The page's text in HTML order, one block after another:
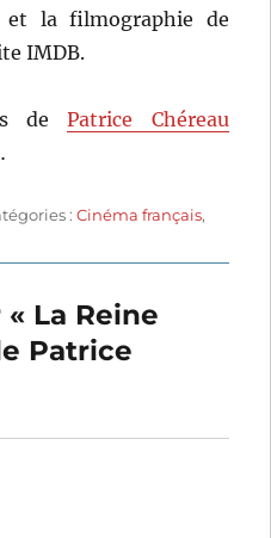
la filmographie de
IMDB.
dePatrice Chéreau
:Cinéma français,
La Reine
Patrice